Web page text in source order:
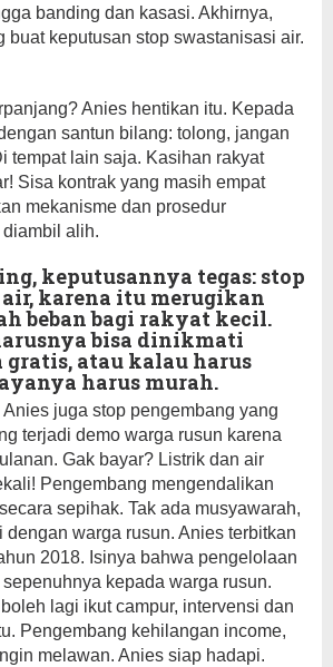
banding dan kasasi. Akhirnya,
buat keputusan stop swastanisasi air.
Anies hentikan itu. Kepada
santun bilang: tolong, jangan
tempat lain saja. Kasihan rakyat
Sisa kontrak yang masih empat
mekanisme dan prosedur
alih.
keputusannya tegas: stop
karena itu merugikan
beban bagi rakyat kecil.
bisa dinikmati
gratis, atau kalau harus
harus murah.
juga stop pengembang yang
terjadi demo warga rusun karena
Gak bayar? Listrik dan air
Pengembang mengendalikan
sepihak. Tak ada musyawarah,
dengan warga rusun. Anies terbitkan
2018. Isinya bahwa pengelolaan
kepada warga rusun.
lagi ikut campur, intervensi dan
Pengembang kehilangan income,
melawan. Anies siap hadapi.